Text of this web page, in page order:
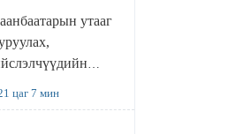
утааг
цаг 7 мин